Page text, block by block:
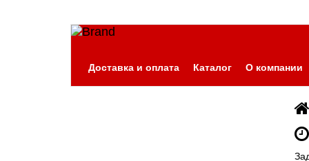
Доставка и оплата Каталог О компании